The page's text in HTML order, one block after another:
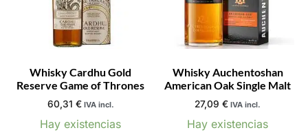
Whisky Cardhu Gold
Reserve Game of Thrones
60,31 € IVA incl.
Hay existencias
Whisky Auchentoshan
American Oak Single Malt
27,09 € IVA incl.
Hay existencias